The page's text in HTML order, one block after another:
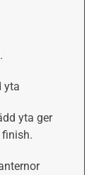
yta
yta ger
finish.